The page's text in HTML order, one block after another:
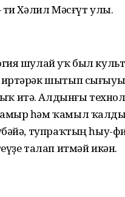
ти Хәлил Мәсғүт улы.
шулай уҡ был
шытып
итә. Алдынғы
һәм ҡамыл
тупраҡтың һыу-
талап итмәй икән.